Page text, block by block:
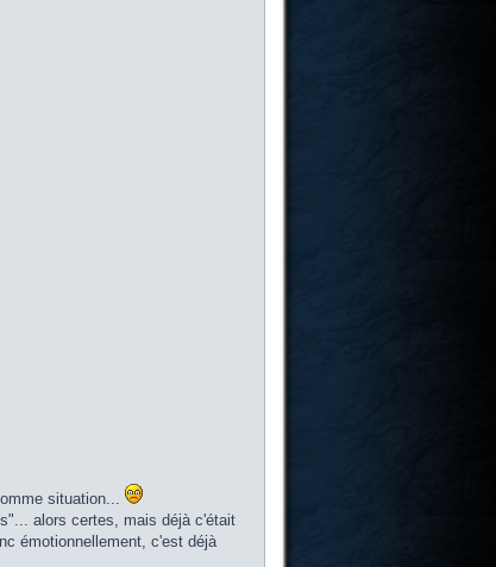
situation...
alors certes, mais déjà c'était
émotionnellement, c'est déjà